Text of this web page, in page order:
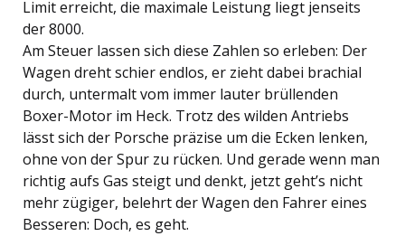
Limit erreicht, die maximale Leistung liegt jenseits
der 8000.
Am Steuer lassen sich diese Zahlen so erleben: Der
Wagen dreht schier endlos, er zieht dabei brachial
durch, untermalt vom immer lauter brüllenden
Boxer-Motor im Heck. Trotz des wilden Antriebs
lässt sich der Porsche präzise um die Ecken lenken,
ohne von der Spur zu rücken. Und gerade wenn man
richtig aufs Gas steigt und denkt, jetzt geht’s nicht
mehr zügiger, belehrt der Wagen den Fahrer eines
Besseren: Doch, es geht.